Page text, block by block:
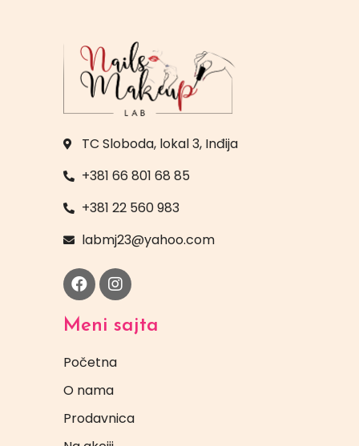
TC Sloboda, lokal 3, Inđija
+381 66 801 68 85
+381 22 560 983
labmj23@yahoo.com
Meni sajta
Početna
O nama
Prodavnica